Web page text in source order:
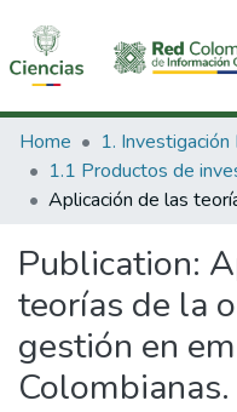
Communities &
All of DSpace
Home
Publication:
teorías de la
gestión en
Colombianas.